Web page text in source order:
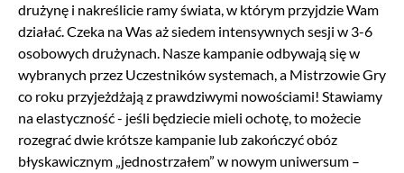
drużynę i nakreślicie ramy świata, w którym przyjdzie Wam
działać. Czeka na Was aż siedem intensywnych sesji w 3-6
osobowych drużynach. Nasze kampanie odbywają się w
wybranych przez Uczestników systemach, a Mistrzowie Gry
co roku przyjeżdżają z prawdziwymi nowościami! Stawiamy
na elastyczność - jeśli będziecie mieli ochotę, to możecie
rozegrać dwie krótsze kampanie lub zakończyć obóz
błyskawicznym „jednostrzałem” w nowym uniwersum –